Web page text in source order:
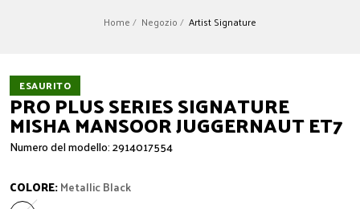
Home Negozio Artist Signature
ESAURITO
PRO PLUS SERIES SIGNATURE
MISHA MANSOOR JUGGERNAUT ET7
Numero del modello: 2914017554
COLORE:Metallic Black